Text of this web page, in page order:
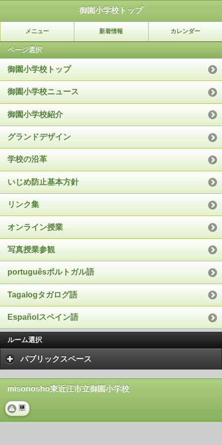
御園小学校トップ
メニュー 新着情報 カレンダー
ページ選択
御園小学校トップ
御園小学校ニュース
御園小学校紹介
グランドデザイン
学校の沿革
いじめ防止基本方針
リンク集
オンライン授業
写真授業参観
portuguêsポルトガル語
Tagalogタガログ語
Españolスペイン語
ルーム選択
パブリックスペース
misonosho東近江市立御園小学校